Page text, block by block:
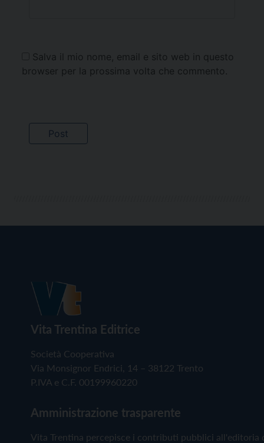
Salva il mio nome, email e sito web in questo
browser per la prossima volta che commento.
Vita Trentina Editrice
Società Cooperativa
Via Monsignor Endrici, 14 – 38122 Trento
P.IVA e C.F. 00199960220
Amministrazione trasparente
Vita Trentina percepisce i contributi pubblici all'editoria